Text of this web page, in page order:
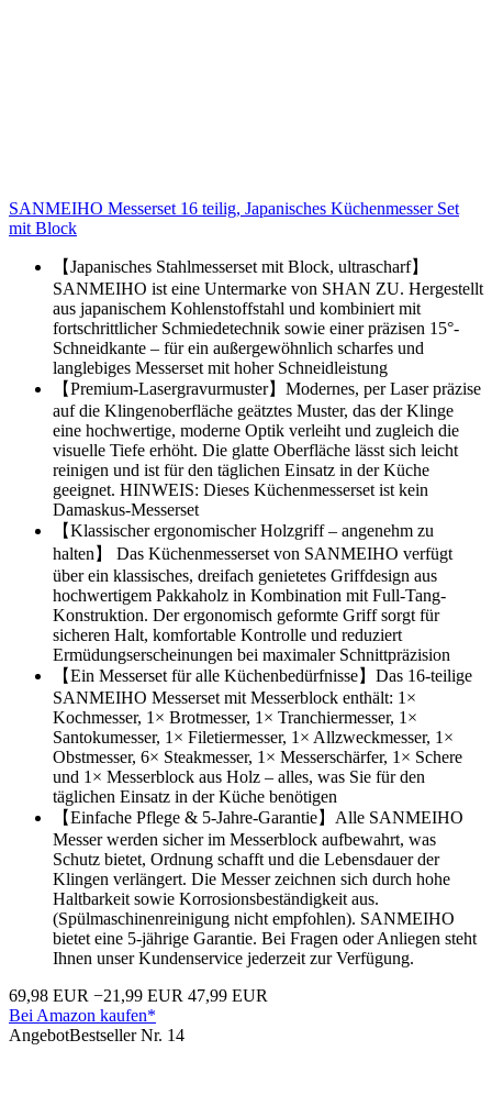
SANMEIHO Messerset 16 teilig, Japanisches Küchenmesser Set
mit Block
【Japanisches Stahlmesserset mit Block, ultrascharf】
SANMEIHO ist eine Untermarke von SHAN ZU. Hergestellt
aus japanischem Kohlenstoffstahl und kombiniert mit
fortschrittlicher Schmiedetechnik sowie einer präzisen 15°-
Schneidkante – für ein außergewöhnlich scharfes und
langlebiges Messerset mit hoher Schneidleistung
【Premium-Lasergravurmuster】Modernes, per Laser präzise
auf die Klingenoberfläche geätztes Muster, das der Klinge
eine hochwertige, moderne Optik verleiht und zugleich die
visuelle Tiefe erhöht. Die glatte Oberfläche lässt sich leicht
reinigen und ist für den täglichen Einsatz in der Küche
geeignet. HINWEIS: Dieses Küchenmesserset ist kein
Damaskus-Messerset
【Klassischer ergonomischer Holzgriff – angenehm zu
halten】 Das Küchenmesserset von SANMEIHO verfügt
über ein klassisches, dreifach genietetes Griffdesign aus
hochwertigem Pakkaholz in Kombination mit Full-Tang-
Konstruktion. Der ergonomisch geformte Griff sorgt für
sicheren Halt, komfortable Kontrolle und reduziert
Ermüdungserscheinungen bei maximaler Schnittpräzision
【Ein Messerset für alle Küchenbedürfnisse】Das 16-teilige
SANMEIHO Messerset mit Messerblock enthält: 1×
Kochmesser, 1× Brotmesser, 1× Tranchiermesser, 1×
Santokumesser, 1× Filetiermesser, 1× Allzweckmesser, 1×
Obstmesser, 6× Steakmesser, 1× Messerschärfer, 1× Schere
und 1× Messerblock aus Holz – alles, was Sie für den
täglichen Einsatz in der Küche benötigen
【Einfache Pflege & 5-Jahre-Garantie】Alle SANMEIHO
Messer werden sicher im Messerblock aufbewahrt, was
Schutz bietet, Ordnung schafft und die Lebensdauer der
Klingen verlängert. Die Messer zeichnen sich durch hohe
Haltbarkeit sowie Korrosionsbeständigkeit aus.
(Spülmaschinenreinigung nicht empfohlen). SANMEIHO
bietet eine 5-jährige Garantie. Bei Fragen oder Anliegen steht
Ihnen unser Kundenservice jederzeit zur Verfügung.
69,98 EUR −21,99 EUR 47,99 EUR
Bei Amazon kaufen*
AngebotBestseller Nr. 14